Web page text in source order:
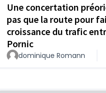
Une concertation
pas que la route pour
croissance du trafic
Pornic
dominique Romann